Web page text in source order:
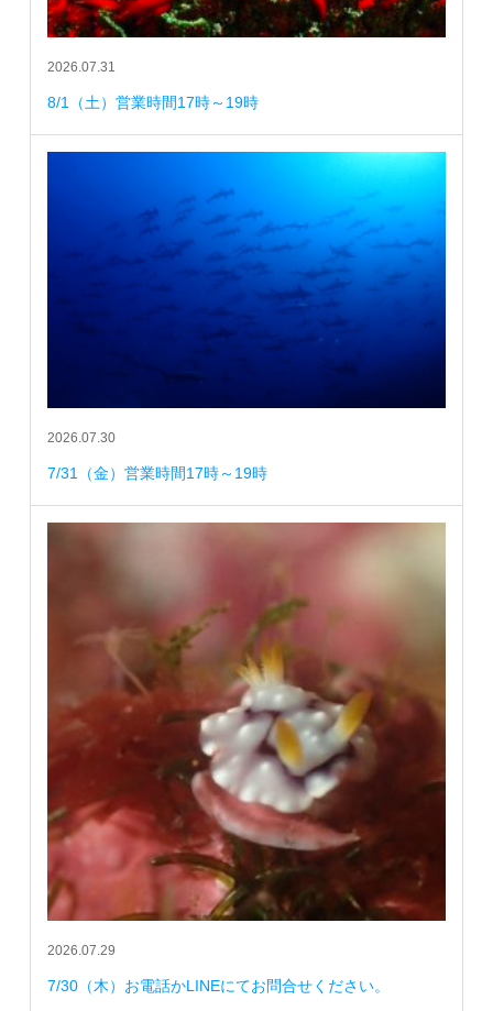
2026.07.31
8/1（土）営業時間17時～19時
2026.07.30
7/31（金）営業時間17時～19時
2026.07.29
7/30（木）お電話かLINEにてお問合せください。